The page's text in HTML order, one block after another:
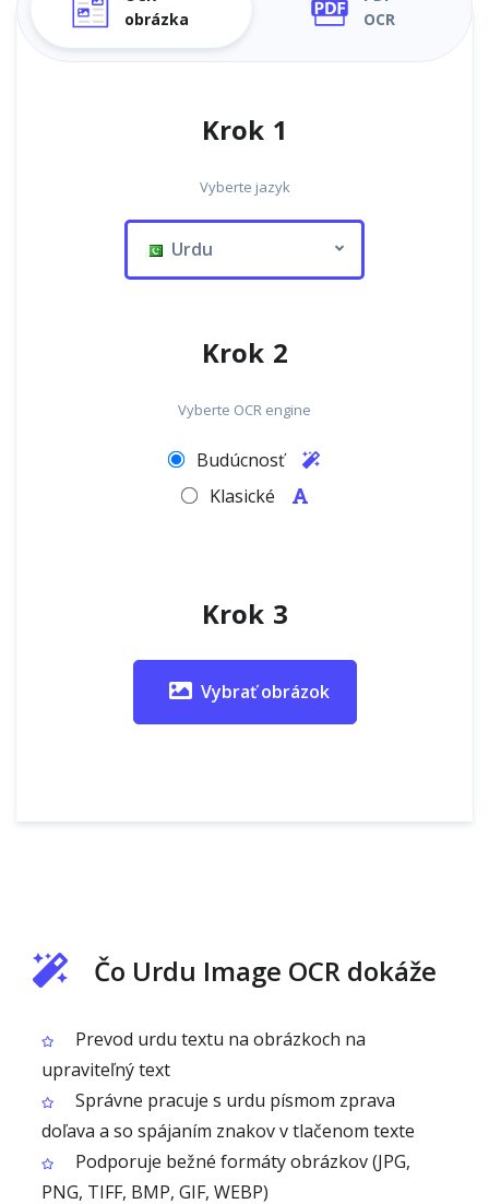
obrázka
OCR
Krok 1
Vyberte jazyk
Urdu
Krok 2
Vyberte OCR engine
Budúcnosť
Klasické
Krok 3
Vybrať obrázok
Čo Urdu Image OCR dokáže
Prevod urdu textu na obrázkoch na
upraviteľný text
Správne pracuje s urdu písmom zprava
doľava a so spájaním znakov v tlačenom texte
Podporuje bežné formáty obrázkov (JPG,
PNG, TIFF, BMP, GIF, WEBP)